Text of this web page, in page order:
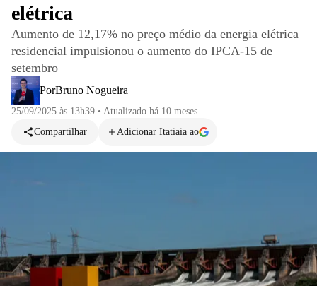
elétrica
Aumento de 12,17% no preço médio da energia elétrica
residencial impulsionou o aumento do IPCA-15 de
setembro
PorBruno Nogueira
25/09/2025 às 13h39 • Atualizado há 10 meses
Compartilhar
Adicionar Itatiaia ao